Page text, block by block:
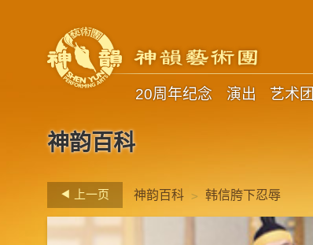
20周年纪念 演出 艺术团
神韵百科
上一页 神韵百科 > 韩信胯下忍辱